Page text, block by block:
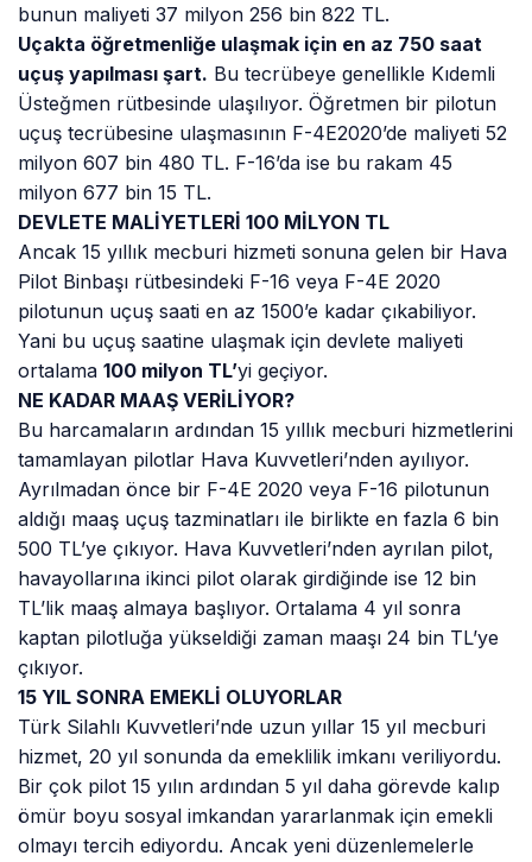
bunun maliyeti 37 milyon 256 bin 822 TL.
Uçakta öğretmenliğe ulaşmak için en az 750 saat
uçuş yapılması şart. Bu tecrübeye genellikle Kıdemli
Üsteğmen rütbesinde ulaşılıyor. Öğretmen bir pilotun
uçuş tecrübesine ulaşmasının F-4E2020’de maliyeti 52
milyon 607 bin 480 TL. F-16’da ise bu rakam 45
milyon 677 bin 15 TL.
DEVLETE MALİYETLERİ 100 MİLYON TL
Ancak 15 yıllık mecburi hizmeti sonuna gelen bir Hava
Pilot Binbaşı rütbesindeki F-16 veya F-4E 2020
pilotunun uçuş saati en az 1500’e kadar çıkabiliyor.
Yani bu uçuş saatine ulaşmak için devlete maliyeti
ortalama100 milyon TL’yi geçiyor.
NE KADAR MAAŞ VERİLİYOR?
Bu harcamaların ardından 15 yıllık mecburi hizmetlerini
tamamlayan pilotlar Hava Kuvvetleri’nden ayılıyor.
Ayrılmadan önce bir F-4E 2020 veya F-16 pilotunun
aldığı maaş uçuş tazminatları ile birlikte en fazla 6 bin
500 TL’ye çıkıyor. Hava Kuvvetleri’nden ayrılan pilot,
havayollarına ikinci pilot olarak girdiğinde ise 12 bin
TL’lik maaş almaya başlıyor. Ortalama 4 yıl sonra
kaptan pilotluğa yükseldiği zaman maaşı 24 bin TL’ye
çıkıyor.
15 YIL SONRA EMEKLİ OLUYORLAR
Türk Silahlı Kuvvetleri’nde uzun yıllar 15 yıl mecburi
hizmet, 20 yıl sonunda da emeklilik imkanı veriliyordu.
Bir çok pilot 15 yılın ardından 5 yıl daha görevde kalıp
ömür boyu sosyal imkandan yararlanmak için emekli
olmayı tercih ediyordu. Ancak yeni düzenlemelerle